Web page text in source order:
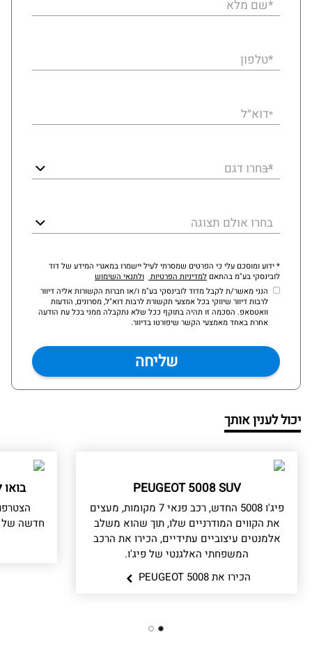
*שם מלא
*טלפון
*דוא״ל
*בחרו דגם
בחרו אולם תצוגה
* ידוע ומוסכם עלי כי הפרטים שמסרתי לעיל יישמרו במאגרי המידע של דוד
לובינסקי בע"מ בהתאםלמדיניות הפרטיות ולתנאי השימוש
הנני מאשר/ת לקבל מדוד לובינסקי בע"מ ו/או חברות הקשורות אליה דיוור
לרבות דיוור שיווקי בכל אמצעי תקשורת לרבות דוא"ל, מסרונים, הודעות
וואטסאפ. הסכמה זו תהיה בתוקף ככל שלא נתקבלה ממני בכל עת הודעה
אחרת באחד מאמצעי הקשר שיפורטו בדיוור.
יכול לענין אותך
PEUGEOT 5008 SUV
פיג'ו 5008 החדש, רכב פנאי 7 מקומות, מעצים
את הקווים המודרניים שלו, תוך שהוא משלב
אלמנטים עיצוביים עתידיים, הכירו את הרכב
המשפחתי האלגנטי של פיג'ו.
הכירו את PEUGEOT 5008
בואו
חדשה של
1
2